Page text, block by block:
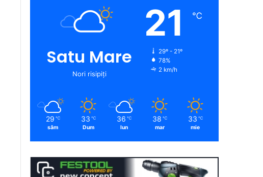
Satu Mare
Nori risipiți
21 ℃
29º - 21º
78%
2 km/h
29 ℃
sâm
33 ℃
Dum
36 ℃
lun
38 ℃
mar
33 ℃
mie